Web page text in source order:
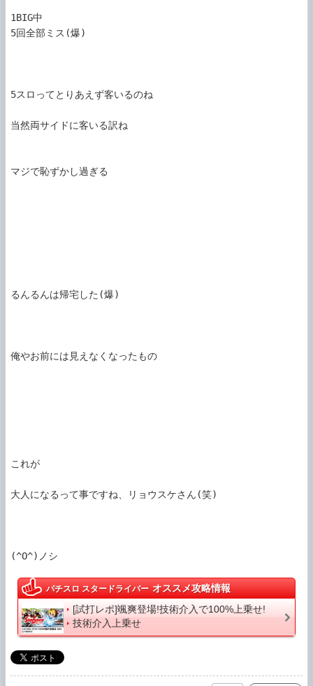
1BIG中
5回全部ミス(爆)
5スロってとりあえず客いるのね
当然両サイドに客いる訳ね
マジで恥ずかし過ぎる
るんるんは帰宅した(爆)
俺やお前には見えなくなったもの
これが
大人になるって事ですね、リョウスケさん(笑)
(^O^)ノシ
パチスロ スタードライバー オススメ攻略情報
[試打レポ]颯爽登場!技術介入で100%上乗せ!
技術介入上乗せ